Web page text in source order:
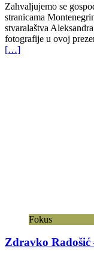
Zahvaljujemo se
stranicama
stvaralaštva
fotografije u ovoj
[…]
Fokus
Zdravko Radošić